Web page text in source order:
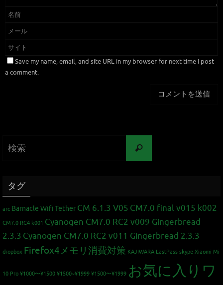
Save my name, email, and site URL in my browser for next time I post
a comment.
タグ
arc Barnacle Wifi Tether CM 6.1.3 V05 CM7.0 final v015 k002
CM7.0 RC4 k001 Cyanogen CM7.0 RC2 v009 Gingerbread
2.3.3 Cyanogen CM7.0 RC2 v011 Gingerbread 2.3.3
dropbox Firefox4メモリ消費対策 KAJIWARA LastPass skype Xiaomi Mi
10 Pro ¥1000〜¥1500 ¥1500~¥1999 ¥1500〜¥1999 お気に入りワ